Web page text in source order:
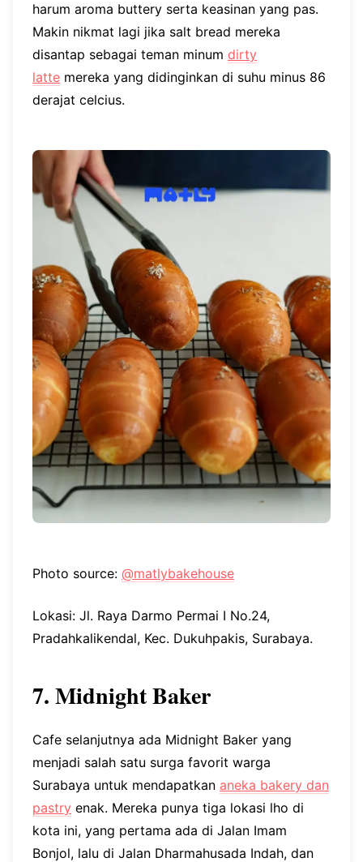
harum aroma buttery serta keasinan yang pas.
Makin nikmat lagi jika salt bread mereka
disantap sebagai teman minum dirty
latte mereka yang didinginkan di suhu minus 86
derajat celcius.
Photo source: @matlybakehouse
Lokasi: Jl. Raya Darmo Permai I No.24,
Pradahkalikendal, Kec. Dukuhpakis, Surabaya.
7. Midnight Baker
Cafe selanjutnya ada Midnight Baker yang
menjadi salah satu surga favorit warga
Surabaya untuk mendapatkan aneka bakery dan
pastry enak. Mereka punya tiga lokasi lho di
kota ini, yang pertama ada di Jalan Imam
Bonjol, lalu di Jalan Dharmahusada Indah, dan